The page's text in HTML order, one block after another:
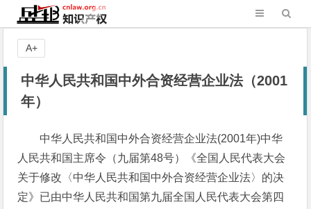
中华人民共和国中外合资经营企业法（2001
年）
中华人民共和国中外合资经营企业法(2001年)中华
人民共和国主席令（九届第48号）《全国人民代表大会
关于修改〈中华人民共和国中外合资经营企业法〉的决
定》已由中华人民共和国第九届全国人民代表大会第四
A+